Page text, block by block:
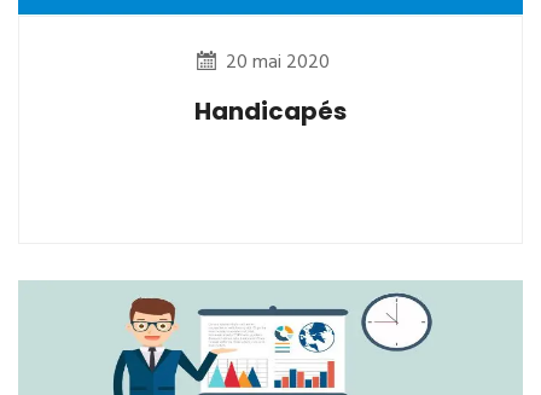
20 mai 2020
Handicapés